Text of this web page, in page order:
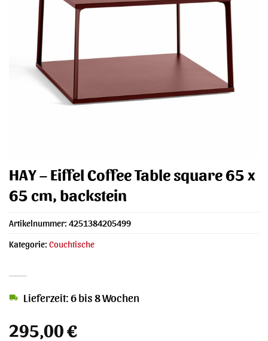
HAY – Eiffel Coffee Table square 65 x
65 cm, backstein
295,00€
Lieferzeit: 6 bis 8 Wochen
Artikelnummer: 4251384205499
Kategorie: Couchtische